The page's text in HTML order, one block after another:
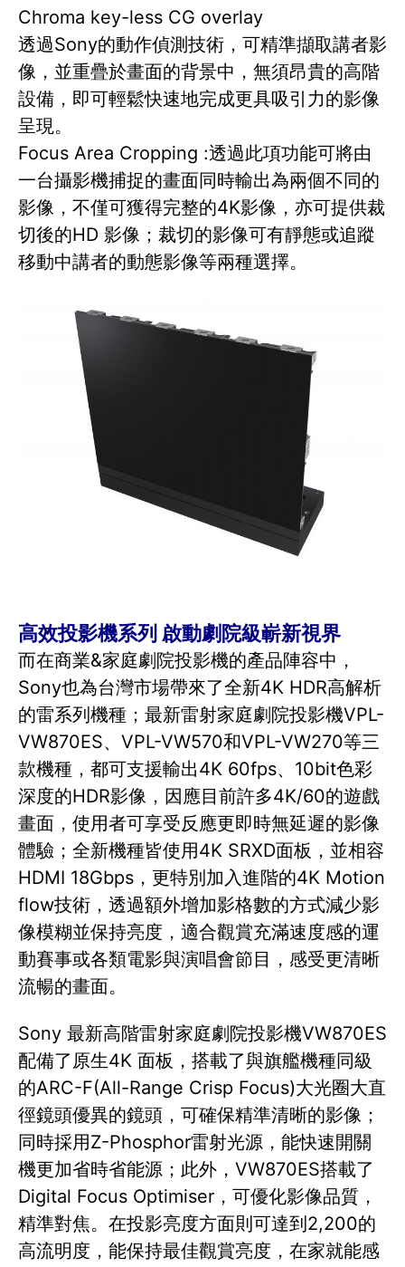
Chroma key-less CG overlay
透過Sony的動作偵測技術，可精準擷取講者影
像，並重疊於畫面的背景中，無須昂貴的高階
設備，即可輕鬆快速地完成更具吸引力的影像
呈現。
Focus Area Cropping :透過此項功能可將由
一台攝影機捕捉的畫面同時輸出為兩個不同的
影像，不僅可獲得完整的4K影像，亦可提供裁
切後的HD 影像；裁切的影像可有靜態或追蹤
移動中講者的動態影像等兩種選擇。
高效投影機系列 啟動劇院級嶄新視界
而在商業&家庭劇院投影機的產品陣容中，
Sony也為台灣市場帶來了全新4K HDR高解析
的雷系列機種；最新雷射家庭劇院投影機VPL-
VW870ES、VPL-VW570和VPL-VW270等三
款機種，都可支援輸出4K 60fps、10bit色彩
深度的HDR影像，因應目前許多4K/60的遊戲
畫面，使用者可享受反應更即時無延遲的影像
體驗；全新機種皆使用4K SRXD面板，並相容
HDMI 18Gbps，更特別加入進階的4K Motion
flow技術，透過額外增加影格數的方式減少影
像模糊並保持亮度，適合觀賞充滿速度感的運
動賽事或各類電影與演唱會節目，感受更清晰
流暢的畫面。
Sony 最新高階雷射家庭劇院投影機VW870ES
配備了原生4K 面板，搭載了與旗艦機種同級
的ARC-F(All-Range Crisp Focus)大光圈大直
徑鏡頭優異的鏡頭，可確保精準清晰的影像；
同時採用Z-Phosphor雷射光源，能快速開關
機更加省時省能源；此外，VW870ES搭載了
Digital Focus Optimiser，可優化影像品質，
精準對焦。在投影亮度方面則可達到2,200的
高流明度，能保持最佳觀賞亮度，在家就能感